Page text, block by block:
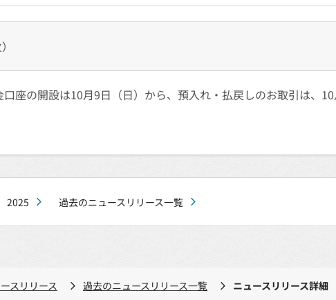
口座の開設は10月9日（日）から、預入れ・払戻しのお取引は、
2025 過去のニュースリリース一覧
スリリース 過去のニュースリリース一覧 ニュースリリース詳細